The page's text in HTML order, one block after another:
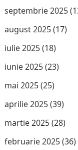
septembrie 2025
august 2025(17)
iulie 2025(18)
iunie 2025(23)
mai 2025(25)
aprilie 2025(39)
martie 2025(28)
februarie 2025(36)